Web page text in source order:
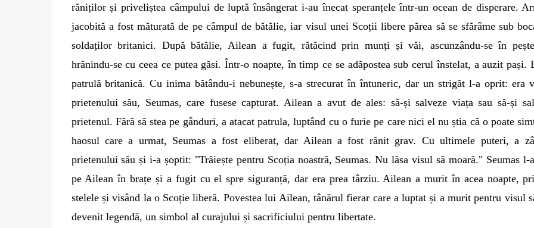
răniților și priveliștea câmpului de luptă însângerat i-au înecat speranțele într-un ocean de disperare.
jacobită a fost măturată de pe câmpul de bătălie, iar visul unei Scoții libere părea să se sfărâme sub
soldaților britanici. După bătălie, Ailean a fugit, rătăcind prin munți și văi, ascunzându-se în
hrănindu-se cu ceea ce putea găsi. Într-o noapte, în timp ce se adăpostea sub cerul înstelat, a auzit pași.
patrulă britanică. Cu inima bătându-i nebunește, s-a strecurat în întuneric, dar un strigăt l-a oprit: era
prietenului său, Seumas, care fusese capturat. Ailean a avut de ales: să-și salveze viața sau să-și
prietenul. Fără să stea pe gânduri, a atacat patrula, luptând cu o furie pe care nici el nu știa că o poate
haosul care a urmat, Seumas a fost eliberat, dar Ailean a fost rănit grav. Cu ultimele puteri, a
prietenului său și i-a șoptit: "Trăiește pentru Scoția noastră, Seumas. Nu lăsa visul să moară." Seumas l-
pe Ailean în brațe și a fugit cu el spre siguranță, dar era prea târziu. Ailean a murit în acea noapte,
stelele și visând la o Scoție liberă. Povestea lui Ailean, tânărul fierar care a luptat și a murit pentru visul
devenit legendă, un simbol al curajului și sacrificiului pentru libertate.